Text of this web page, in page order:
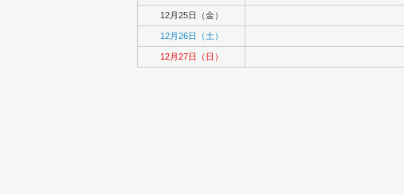
12月25日（金）
12月26日（土）
12月27日（日）